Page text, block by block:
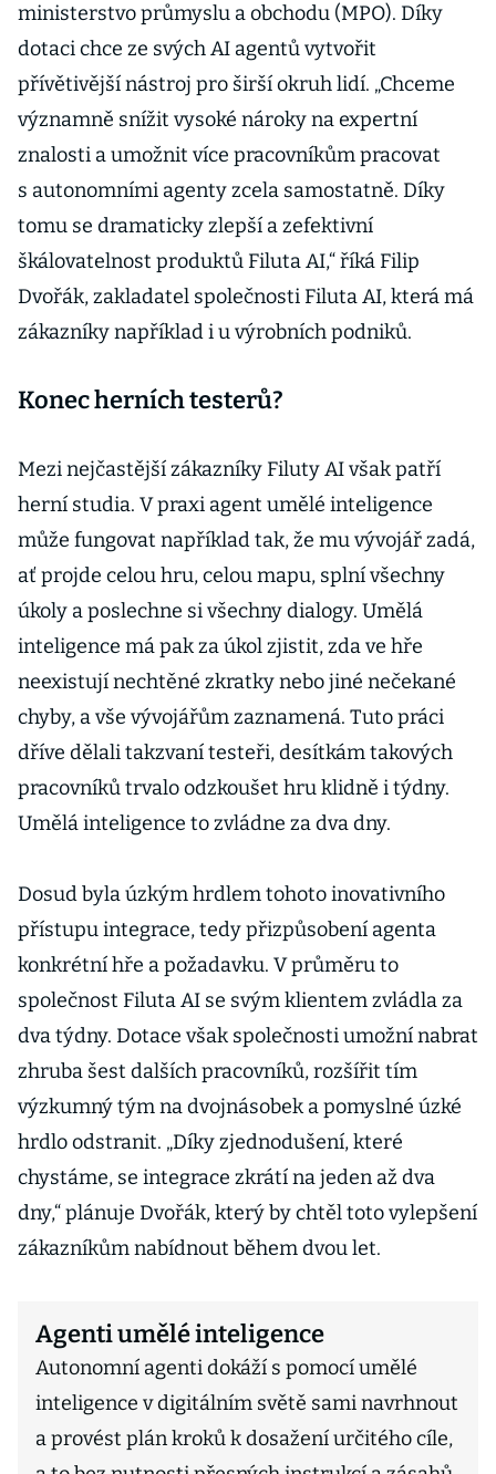
ministerstvo průmyslu a obchodu (MPO). Díky
dotaci chce ze svých AI agentů vytvořit
přívětivější nástroj pro širší okruh lidí. „Chceme
významně snížit vysoké nároky na expertní
znalosti a umožnit více pracovníkům pracovat
s autonomními agenty zcela samostatně. Díky
tomu se dramaticky zlepší a zefektivní
škálovatelnost produktů Filuta AI,“ říká Filip
Dvořák, zakladatel společnosti Filuta AI, která má
zákazníky například i u výrobních podniků.
Konec herních testerů?
Mezi nejčastější zákazníky Filuty AI však patří
herní studia. V praxi agent umělé inteligence
může fungovat například tak, že mu vývojář zadá,
ať projde celou hru, celou mapu, splní všechny
úkoly a poslechne si všechny dialogy. Umělá
inteligence má pak za úkol zjistit, zda ve hře
neexistují nechtěné zkratky nebo jiné nečekané
chyby, a vše vývojářům zaznamená. Tuto práci
dříve dělali takzvaní testeři, desítkám takových
pracovníků trvalo odzkoušet hru klidně i týdny.
Umělá inteligence to zvládne za dva dny.
Dosud byla úzkým hrdlem tohoto inovativního
přístupu integrace, tedy přizpůsobení agenta
konkrétní hře a požadavku. V průměru to
společnost Filuta AI se svým klientem zvládla za
dva týdny. Dotace však společnosti umožní nabrat
zhruba šest dalších pracovníků, rozšířit tím
výzkumný tým na dvojnásobek a pomyslné úzké
hrdlo odstranit. „Díky zjednodušení, které
chystáme, se integrace zkrátí na jeden až dva
dny,“ plánuje Dvořák, který by chtěl toto vylepšení
zákazníkům nabídnout během dvou let.
Agenti umělé inteligence
Autonomní agenti dokáží s pomocí umělé
inteligence v digitálním světě sami navrhnout
a provést plán kroků k dosažení určitého cíle,